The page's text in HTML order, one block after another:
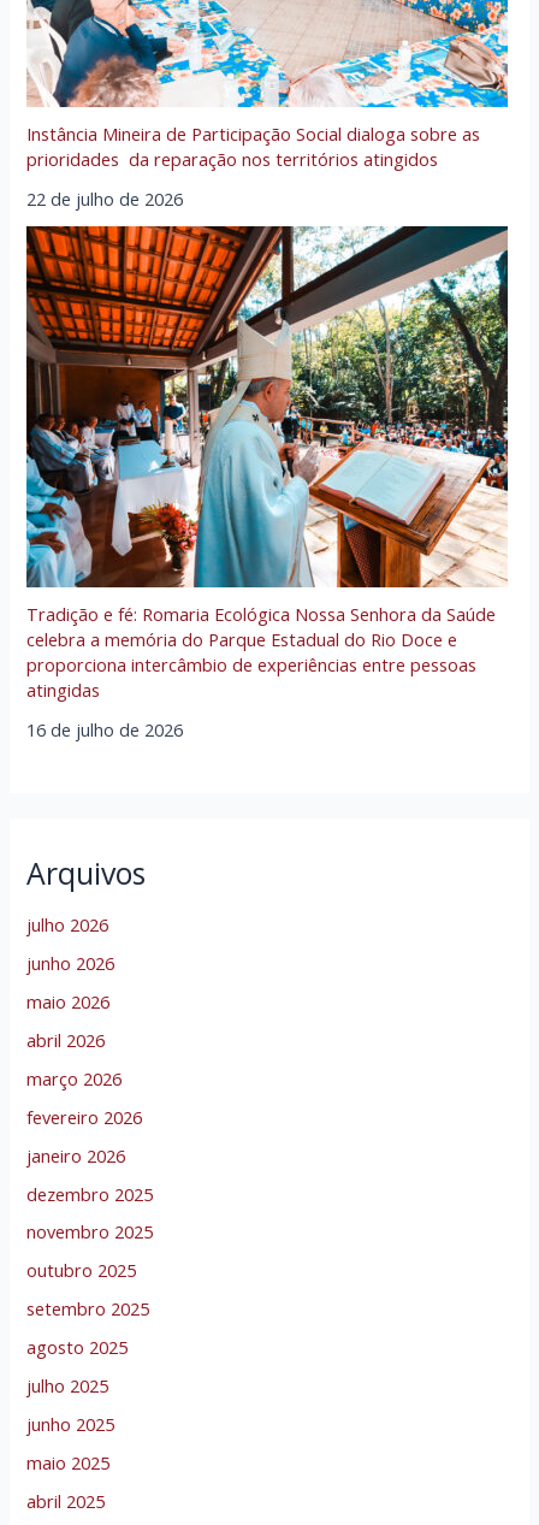
Instância Mineira de Participação Social dialoga sobre as
prioridades da reparação nos territórios atingidos
22 de julho de 2026
Tradição e fé: Romaria Ecológica Nossa Senhora da Saúde
celebra a memória do Parque Estadual do Rio Doce e
proporciona intercâmbio de experiências entre pessoas
atingidas
16 de julho de 2026
Arquivos
julho 2026
junho 2026
maio 2026
abril 2026
março 2026
fevereiro 2026
janeiro 2026
dezembro 2025
novembro 2025
outubro 2025
setembro 2025
agosto 2025
julho 2025
junho 2025
maio 2025
abril 2025